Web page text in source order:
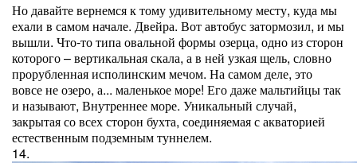
Но давайте вернемся к тому удивительному месту, куда мы
ехали в самом начале. Двейра. Вот автобус затормозил, и мы
вышли. Что-то типа овальной формы озерца, одно из сторон
которого – вертикальная скала, а в ней узкая щель, словно
прорубленная исполинским мечом. На самом деле, это
вовсе не озеро, а... маленькое море! Его даже мальтийцы так
и называют, Внутреннее море. Уникальный случай,
закрытая со всех сторон бухта, соединяемая с акваторией
естественным подземным туннелем.
14.